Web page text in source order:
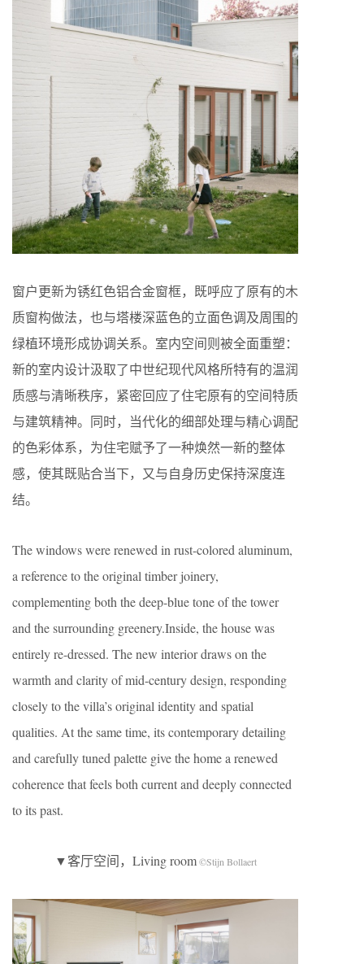
窗户更新为锈红色铝合金窗框，既呼应了原有的木
质窗构做法，也与塔楼深蓝色的立面色调及周围的
绿植环境形成协调关系。室内空间则被全面重塑：
新的室内设计汲取了中世纪现代风格所特有的温润
质感与清晰秩序，紧密回应了住宅原有的空间特质
与建筑精神。同时，当代化的细部处理与精心调配
的色彩体系，为住宅赋予了一种焕然一新的整体
感，使其既贴合当下，又与自身历史保持深度连
结。
The windows were renewed in rust-colored aluminum,
a reference to the original timber joinery,
complementing both the deep-blue tone of the tower
and the surrounding greenery.Inside, the house was
entirely re-dressed. The new interior draws on the
warmth and clarity of mid-century design, responding
closely to the villa’s original identity and spatial
qualities. At the same time, its contemporary detailing
and carefully tuned palette give the home a renewed
coherence that feels both current and deeply connected
to its past.
▼客厅空间，Living room©Stijn Bollaert